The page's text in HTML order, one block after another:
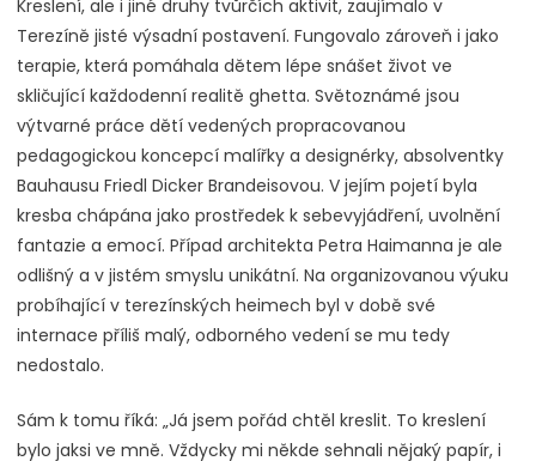
Kreslení, ale i jiné druhy tvůrčích aktivit, zaujímalo v
Terezíně jisté výsadní postavení. Fungovalo zároveň i jako
terapie, která pomáhala dětem lépe snášet život ve
skličující každodenní realitě ghetta. Světoznámé jsou
výtvarné práce dětí vedených propracovanou
pedagogickou koncepcí malířky a designérky, absolventky
Bauhausu Friedl Dicker Brandeisovou. V jejím pojetí byla
kresba chápána jako prostředek k sebevyjádření, uvolnění
fantazie a emocí. Případ architekta Petra Haimanna je ale
odlišný a v jistém smyslu unikátní. Na organizovanou výuku
probíhající v terezínských heimech byl v době své
internace příliš malý, odborného vedení se mu tedy
nedostalo.
Sám k tomu říká: „Já jsem pořád chtěl kreslit. To kreslení
bylo jaksi ve mně. Vždycky mi někde sehnali nějaký papír, i